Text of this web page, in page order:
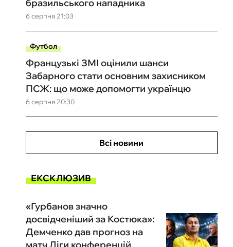
6 серпня 21:03
бразильського нападника
Футбол
6 серпня 20:30
Французькі ЗМІ оцінили шанси
Забарного стати основним захисником
ПСЖ: що може допомогти українцю
Всі новини
ЕКСКЛЮЗИВ
«Гурбанов значно
досвідченіший за Костюка»:
Демченко дав прогноз на